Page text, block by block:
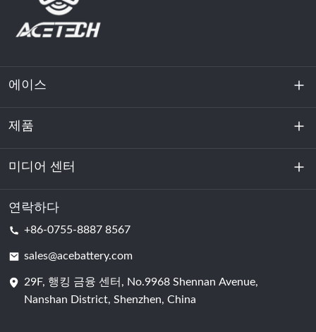
에이스
회사 소개
지속 가능성
제품
에너지 저장
데이터센터 및 서버실
배터리 셀
미디어 센터
소식
연락하다
+86-0755-8887 8567
sales@acebattery.com
29F, 행킹 금융 센터, No.9968 Shennan Avenue,
Nanshan District, Shenzhen, China